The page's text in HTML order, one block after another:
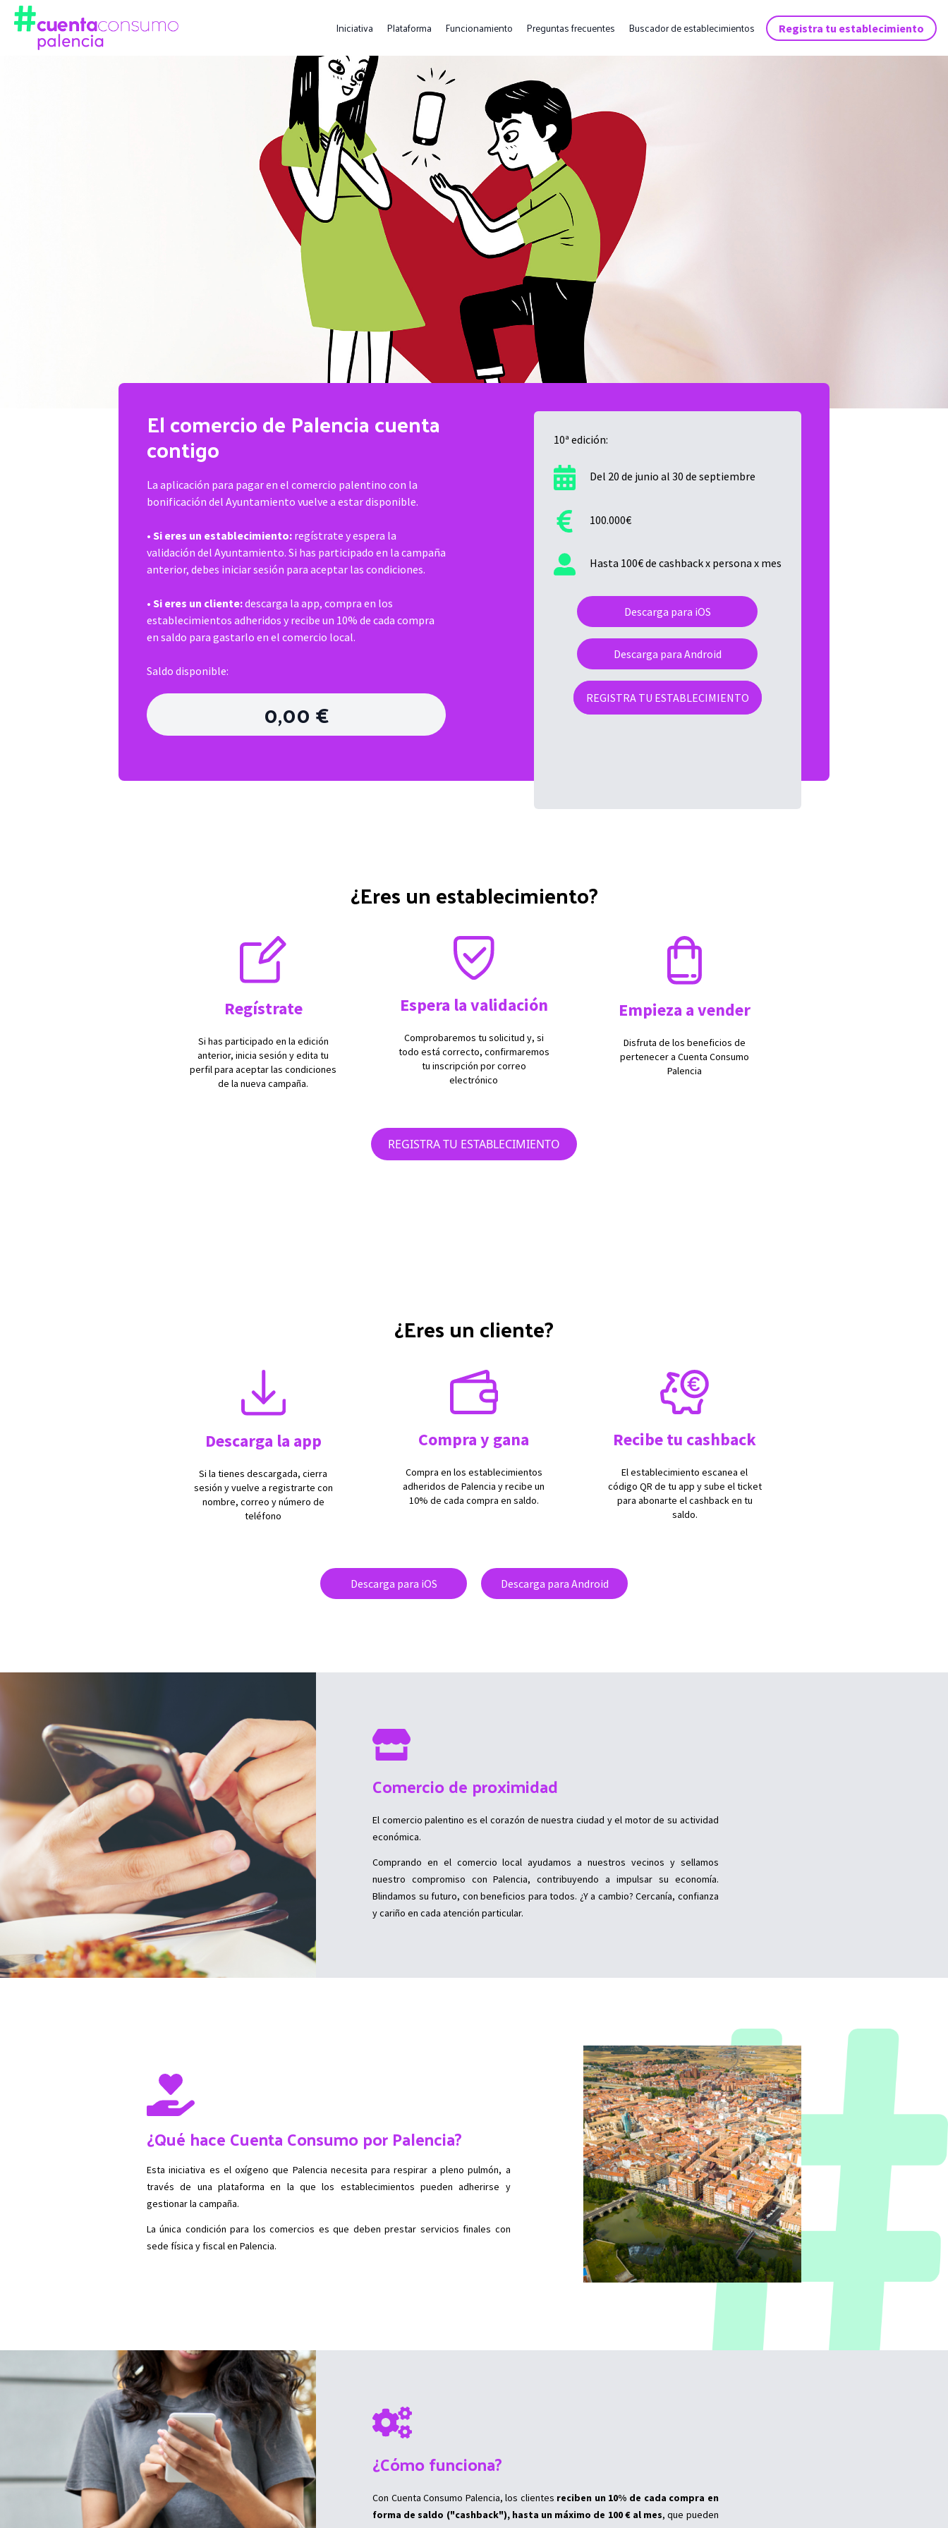
Iniciativa Plataforma Funcionamiento Preguntas frecuentes Buscador de establecimientos Registra tu establecimiento
El comercio de Palencia cuenta
contigo
La aplicación para pagar en el comercio palentino con la
bonificación del Ayuntamiento vuelve a estar disponible.
• Si eres un establecimiento: regístrate y espera la
validación del Ayuntamiento. Si has participado en la campaña
anterior, debes iniciar sesión para aceptar las condiciones.
• Si eres un cliente:descarga la app, compra en los
establecimientos adheridos y recibe un 10% de cada compra
en saldo para gastarlo en el comercio local.
Saldo disponible:
0,00 €
10ª edición:
Del 20 de junio al 30 de septiembre
100.000€
Hasta 100€ de cashback x persona x mes
Descarga para iOS
Descarga para Android
REGISTRA TU ESTABLECIMIENTO
¿Eres un establecimiento?
Regístrate
Si has participado en la edición
anterior, inicia sesión y edita tu
perfil para aceptar las condiciones
de la nueva campaña.
Espera la validación
Comprobaremos tu solicitud y, si
todo está correcto, confirmaremos
tu inscripción por correo
electrónico
Empieza a vender
Disfruta de los beneficios de
pertenecer a Cuenta Consumo
Palencia
REGISTRA TU ESTABLECIMIENTO
¿Eres un cliente?
Descarga la app
Si la tienes descargada, cierra
sesión y vuelve a registrarte con
nombre, correo y número de
teléfono
Compra y gana
Compra en los establecimientos
adheridos de Palencia y recibe un
10% de cada compra en saldo.
Recibe tu cashback
El establecimiento escanea el
código QR de tu app y sube el ticket
para abonarte el cashback en tu
saldo.
Descarga para iOS Descarga para Android
Comercio de proximidad
El comercio palentino es el corazón de nuestra ciudad y el motor de su actividad
económica.
Comprando en el comercio local ayudamos a nuestros vecinos y sellamos
nuestro compromiso con Palencia, contribuyendo a impulsar su economía.
Blindamos su futuro, con beneficios para todos. ¿Y a cambio? Cercanía, confianza
y cariño en cada atención particular.
¿Qué hace Cuenta Consumo por Palencia?
Esta iniciativa es el oxígeno que Palencia necesita para respirar a pleno pulmón, a
través de una plataforma en la que los establecimientos pueden adherirse y
gestionar la campaña.
La única condición para los comercios es que deben prestar servicios finales con
sede física y fiscal en Palencia.
¿Cómo funciona?
Con Cuenta Consumo Palencia, los clientes reciben un 10% de cada compra en
forma de saldo ("cashback"), hasta un máximo de 100 € al mes, que pueden